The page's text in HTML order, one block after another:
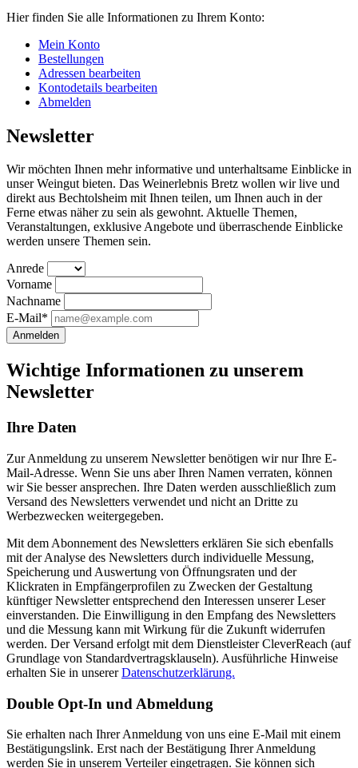
Hier finden Sie alle Informationen zu Ihrem Konto:
Mein Konto
Bestellungen
Adressen bearbeiten
Kontodetails bearbeiten
Abmelden
Newsletter
Wir möchten Ihnen mehr informative und unterhaltsame Einblicke in
unser Weingut bieten. Das Weinerlebnis Bretz wollen wir live und
direkt aus Bechtolsheim mit Ihnen teilen, um Ihnen auch in der
Ferne etwas näher zu sein als gewohnt. Aktuelle Themen,
Veranstaltungen, exklusive Angebote und überraschende Einblicke
werden unsere Themen sein.
Anrede
Vorname
Nachname
E-Mail*
Anmelden
Wichtige Informationen zu unserem
Newsletter
Ihre Daten
Zur Anmeldung zu unserem Newsletter benötigen wir nur Ihre E-
Mail-Adresse. Wenn Sie uns aber Ihren Namen verraten, können
wir Sie besser ansprechen. Ihre Daten werden ausschließlich zum
Versand des Newsletters verwendet und nicht an Dritte zu
Werbezwecken weitergegeben.
Mit dem Abonnement des Newsletters erklären Sie sich ebenfalls
mit der Analyse des Newsletters durch individuelle Messung,
Speicherung und Auswertung von Öffnungsraten und der
Klickraten in Empfängerprofilen zu Zwecken der Gestaltung
künftiger Newsletter entsprechend den Interessen unserer Leser
einverstanden. Die Einwilligung in den Empfang des Newsletters
und die Messung kann mit Wirkung für die Zukunft widerrufen
werden. Der Versand erfolgt mit dem Dienstleister CleverReach (auf
Grundlage von Standardvertragsklauseln). Ausführliche Hinweise
erhalten Sie in unsererDatenschutzerklärung.
Double Opt-In und Abmeldung
Sie erhalten nach Ihrer Anmeldung von uns eine E-Mail mit einem
Bestätigungslink. Erst nach der Bestätigung Ihrer Anmeldung
werden Sie in unserem Verteiler eingetragen. Sie können sich